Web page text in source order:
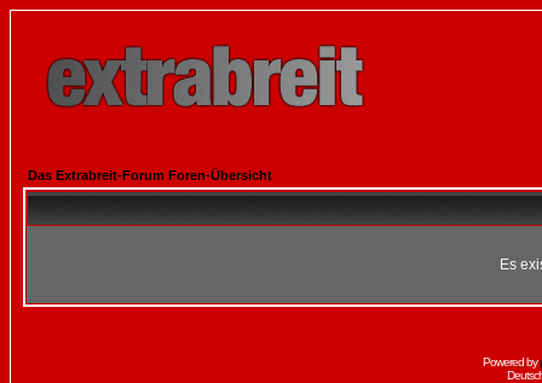
Das Extrabreit-Forum Foren-Übersicht
Es
Powered by